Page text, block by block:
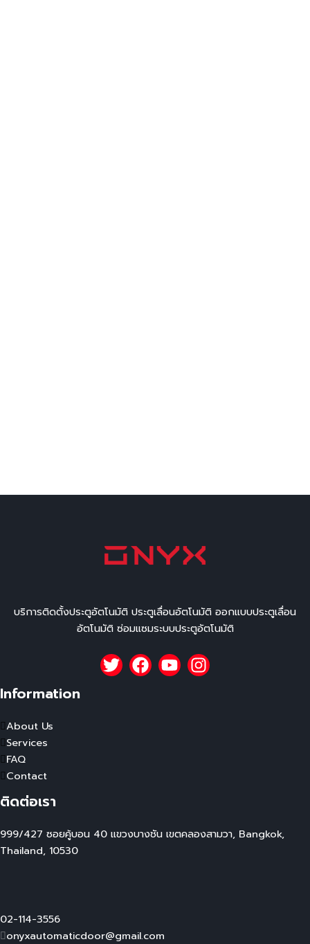
บริการติดตั้งประตูอัตโนมัติ ประตูเลื่อนอัตโนมัติ ออกแบบประตูเลื่อน
อัตโนมัติ ซ่อมแซมระบบประตูอัตโนมัติ
Information
About Us
Services
FAQ
Contact
ติดต่อเรา
999/427 ซอยคู้บอน 40 แขวงบางชัน เขตคลองสามวา, Bangkok,
Thailand, 10530
02-114-3556
onyxautomaticdoor@gmail.com